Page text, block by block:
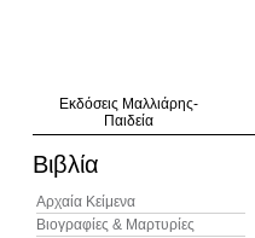
Εκδόσεις Μαλλιάρης-
Παιδεία
Βιβλία
Αρχαία Κείμενα
Βιογραφίες & Μαρτυρίες